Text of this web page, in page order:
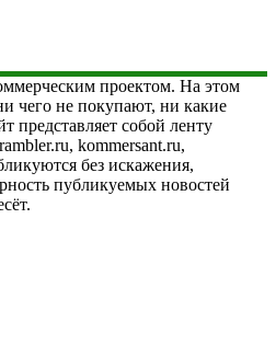
проектом. На этом
чего не покупают, ни какие
представляет собой ленту
kommersant.ru,
без искажения,
публикуемых новостей